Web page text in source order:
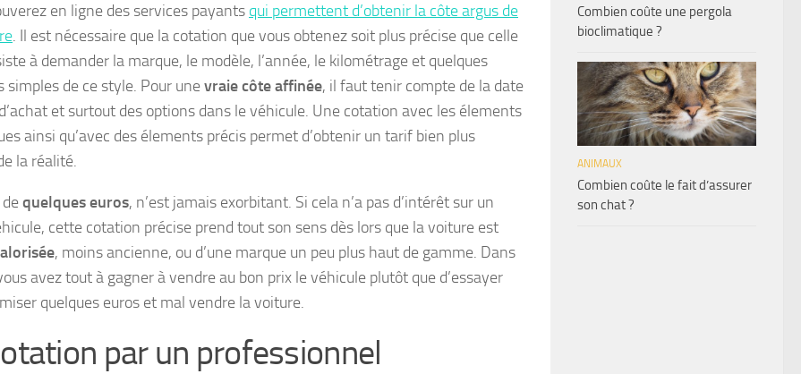
en ligne des services payants qui permettent d’obtenir la côte argus de
. Il est nécessaire que la cotation que vous obtenez soit plus précise que celle
à demander la marque, le modèle, l’année, le kilométrage et quelques
simples de ce style. Pour unevraie côte affinée, il faut tenir compte de la date
et surtout des options dans le véhicule. Une cotation avec les élements
ainsi qu’avec des élements précis permet d’obtenir un tarif bien plus
la réalité.
quelques euros, n’est jamais exorbitant. Si cela n’a pas d’intérêt sur un
cette cotation précise prend tout son sens dès lors que la voiture est
, moins ancienne, ou d’une marque un peu plus haut de gamme. Dans
avez tout à gagner à vendre au bon prix le véhicule plutôt que d’essayer
quelques euros et mal vendre la voiture.
par un professionnel
Combien coûte une pergola
bioclimatique ?
ANIMAUX
Combien coûte le fait d’assurer
son chat ?